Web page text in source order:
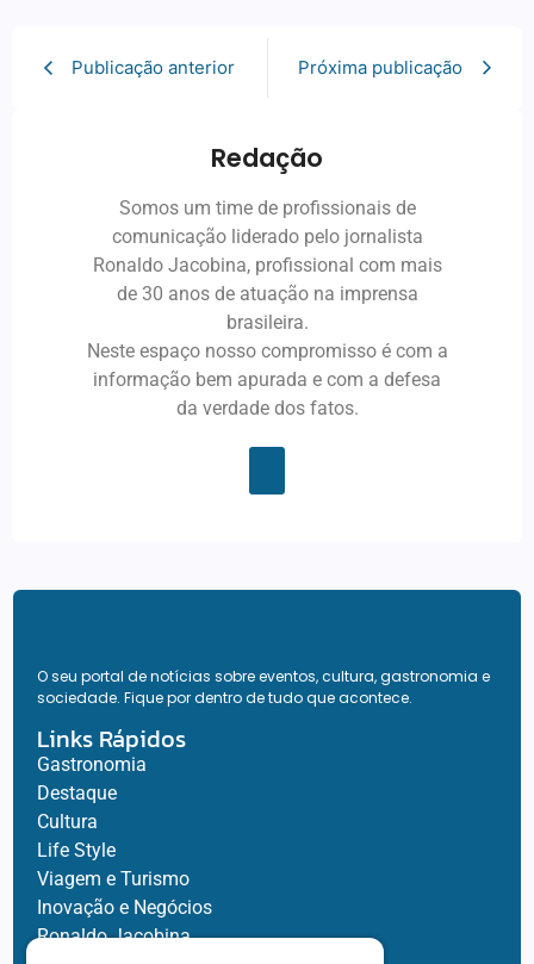
Publicação anterior Próxima publicação
Redação
Somos um time de profissionais de
comunicação liderado pelo jornalista
Ronaldo Jacobina, profissional com mais
de 30 anos de atuação na imprensa
brasileira.
Neste espaço nosso compromisso é com a
informação bem apurada e com a defesa
da verdade dos fatos.
O seu portal de notícias sobre eventos, cultura, gastronomia e
sociedade. Fique por dentro de tudo que acontece.
Links Rápidos
Gastronomia
Destaque
Cultura
Life Style
Viagem e Turismo
Inovação e Negócios
Ronaldo Jacobina